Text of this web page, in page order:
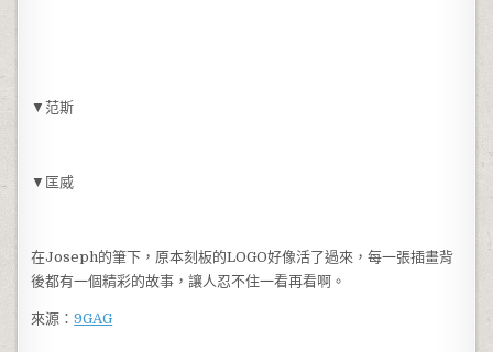
▼范斯
▼匡威
在Joseph的筆下，原本刻板的LOGO好像活了過來，每一張插畫背
後都有一個精彩的故事，讓人忍不住一看再看啊。
來源：9GAG